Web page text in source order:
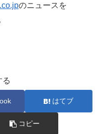
のニュースを
る
はてブ
コピー